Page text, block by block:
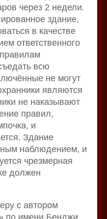
через 2 недели.
здание,
в качестве
ответственного
всю
не могут
являются
не наказывают
правил,
и
Здание
наблюдением, и
чрезмерная
должен
с автором
по имени Бенджи,